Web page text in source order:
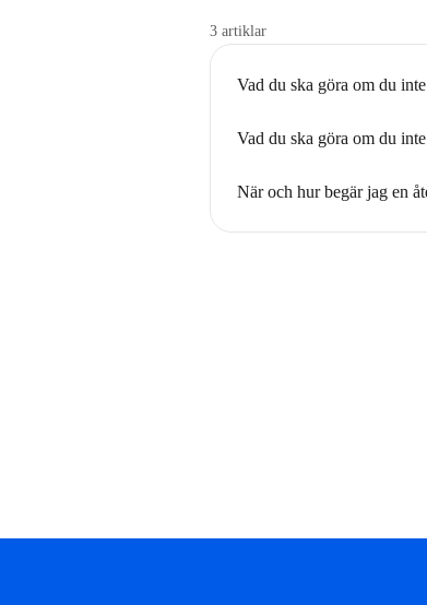
3 artiklar
Vad du ska göra om du
Vad du ska göra om du
När och hur begär jag en